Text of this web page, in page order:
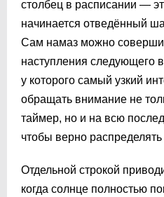
столбец в расписании —
начинается отведённый
Сам намаз можно
наступления следующего
у которого самый узкий
обращать внимание не
таймер, но и на всю
чтобы верно распределять
Отдельной строкой
когда солнце полностью